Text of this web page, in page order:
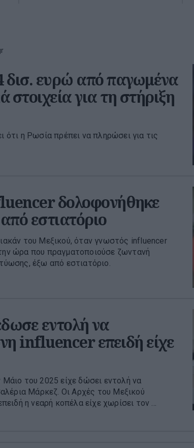
δισ. ευρώ από παγωμένα
για τη στήριξη
η Ρωσία πρέπει να πληρώσει για τις
δολοφονήθηκε
εστιατόριο
του Μεξικού, όταν γνωστός influencer
ώρα που πραγματοποιούσε ζωντανή
έξω από εστιατόριο.
εντολή να
influencer επειδή είχε
του 2025 είχε δώσει εντολή να
Μάρκεζ. Οι Αρχές του Μεξικού
η νεαρή κοπέλα είχε χωρίσει τον ...